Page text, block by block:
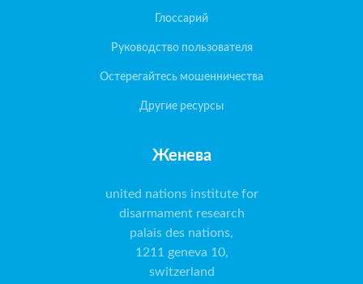
Глоссарий
Руководство пользователя
Остерегайтесь мошенничества
Другие ресурсы
Женева
united nations institute for
disarmament research
palais des nations,
1211 geneva 10,
switzerland